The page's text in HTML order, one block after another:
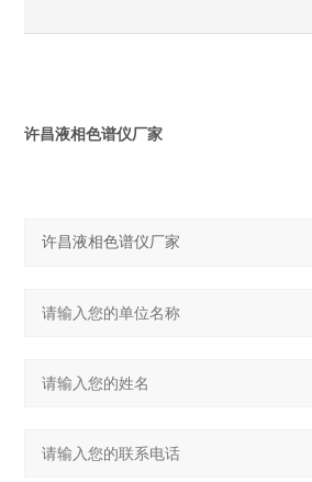
许昌液相色谱仪厂家